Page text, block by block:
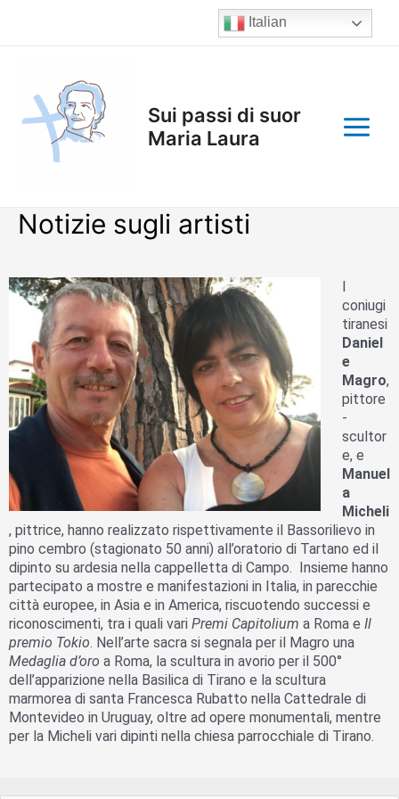
Italian
Sui passi di suor
Maria Laura
Notizie sugli artisti
I
coniugi
tiranesi
Daniel
e
Magro,
pittore
-
scultor
e, e
Manuel
a
Micheli
, pittrice, hanno realizzato rispettivamente il Bassorilievo in
pino cembro (stagionato 50 anni) all’oratorio di Tartano ed il
dipinto su ardesia nella cappelletta di Campo. Insieme hanno
partecipato a mostre e manifestazioni in Italia, in parecchie
città europee, in Asia e in America, riscuotendo successi e
riconoscimenti, tra i quali vari Premi Capitolium a Roma e Il
premio Tokio. Nell’arte sacra si segnala per il Magro una
Medaglia d’oro a Roma, la scultura in avorio per il 500°
dell’apparizione nella Basilica di Tirano e la scultura
marmorea di santa Francesca Rubatto nella Cattedrale di
Montevideo in Uruguay, oltre ad opere monumentali, mentre
per la Micheli vari dipinti nella chiesa parrocchiale di Tirano.